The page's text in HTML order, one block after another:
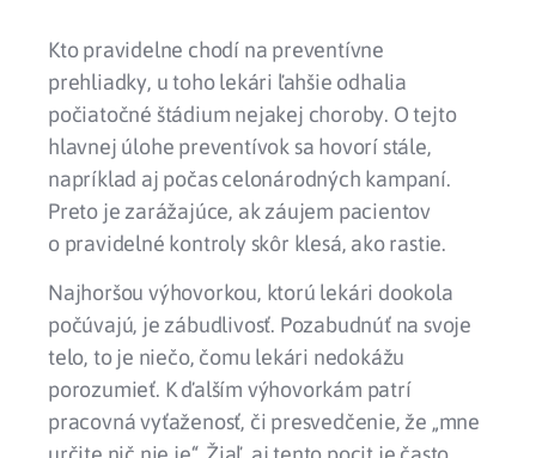
Kto pravidelne chodí na preventívne
prehliadky, u toho lekári ľahšie odhalia
počiatočné štádium nejakej choroby. O tejto
hlavnej úlohe preventívok sa hovorí stále,
napríklad aj počas celonárodných kampaní.
Preto je zarážajúce, ak záujem pacientov
o pravidelné kontroly skôr klesá, ako rastie.
Najhoršou výhovorkou, ktorú lekári dookola
počúvajú, je zábudlivosť. Pozabudnúť na svoje
telo, to je niečo, čomu lekári nedokážu
porozumieť. K ďalším výhovorkám patrí
pracovná vyťaženosť, či presvedčenie, že „mne